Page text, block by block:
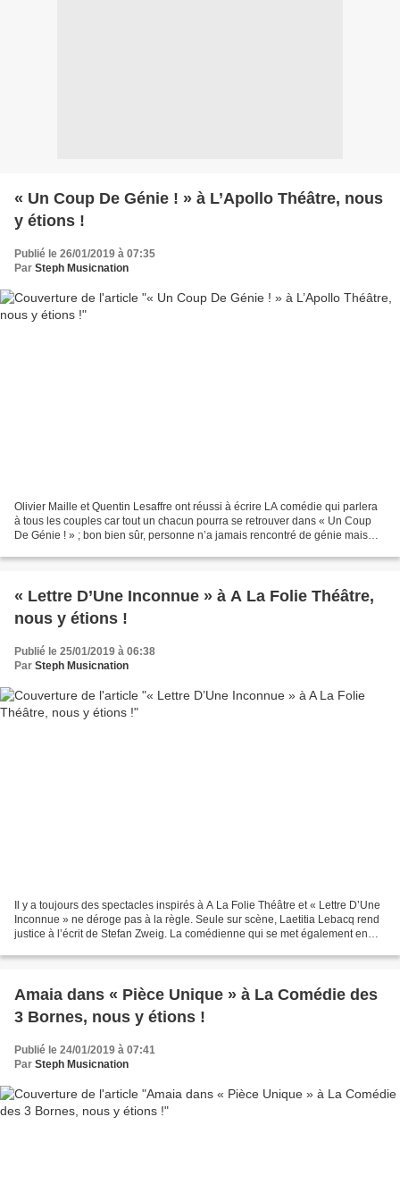
« Un Coup De Génie ! » à L’Apollo Théâtre, nous
y étions !
Publié le 26/01/2019 à 07:35
Par Steph Musicnation
Olivier Maille et Quentin Lesaffre ont réussi à écrire LA comédie qui parlera
à tous les couples car tout un chacun pourra se retrouver dans « Un Coup
De Génie ! » ; bon bien sûr, personne n’a jamais rencontré de génie mais
« Lettre D’Une Inconnue » à A La Folie Théâtre,
nous y étions !
Publié le 25/01/2019 à 06:38
Par Steph Musicnation
Il y a toujours des spectacles inspirés à A La Folie Théâtre et « Lettre D’Une
Inconnue » ne déroge pas à la règle. Seule sur scène, Laetitia Lebacq rend
justice à l’écrit de Stefan Zweig. La comédienne qui se met également en
Amaia dans « Pièce Unique » à La Comédie des
3 Bornes, nous y étions !
Publié le 24/01/2019 à 07:41
Par Steph Musicnation